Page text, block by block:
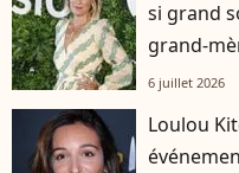
si grand
grand-
6 juillet 2026
Loulou